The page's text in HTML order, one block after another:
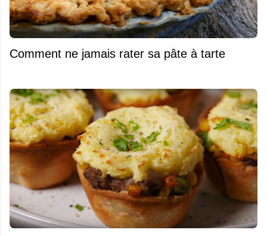
Comment ne jamais rater sa pâte à tarte